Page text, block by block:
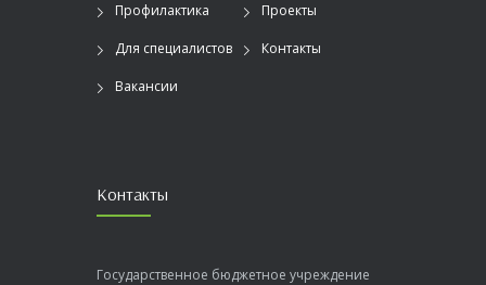
Профилактика Проекты
Для специалистов Контакты
Вакансии
Контакты
Государственное бюджетное учреждение